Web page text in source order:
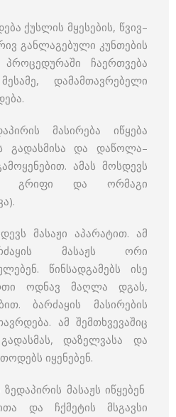
ქუსლის მყესების, წვივ–
განლაგებული კუნთების
ჩაერთვება
დამამთავრებელი
მასირება იწყება
გადასმისა და დაწოლა–
ამას მოსდევს
გრიფი და ორმაგი
მასაჟი აპარატით. ამ
მასაჟს ორი
წინსადგამებს ისე
ოდნავ მაღლა დგას,
ბარძაყის მასირების
ამ შემთხვევაშიც
დაზელვასა და
იყენებენ.
მასაჟს იწყებენ
და ჩქმეტის მსგავსი